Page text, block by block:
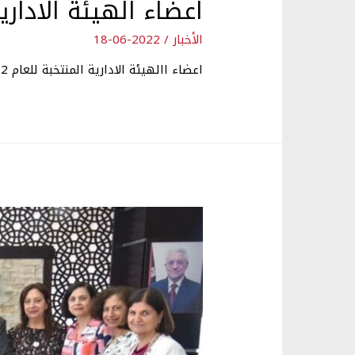
اعضاء الهيئة الادارية
الأخبار/
2022-06-18
اعضاء االهيئة الادارية المنتخبة للعام 2022-2025